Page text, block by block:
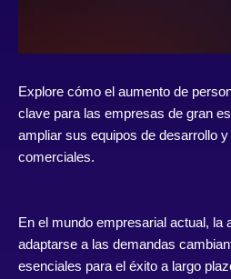
Explore cómo el aumento de
clave para las empresas de gran
ampliar sus equipos de desarrollo
comerciales.
En el mundo empresarial actual, la
adaptarse a las demandas
esenciales para el éxito a largo